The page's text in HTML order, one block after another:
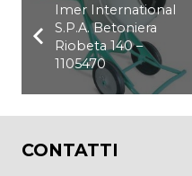
Imer International
S.P.A. Betoniera
Riobeta 140 –
1105470
CONTATTI